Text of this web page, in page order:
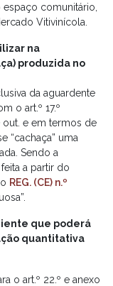
comunitário,
Vitivinícola.
na
produzida no
da aguardente
o art.º 17.º
out. e em termos de
“cachaça” uma
Sendo a
a partir do
REG. (CE) n.º
que poderá
quantitativa
o art.º 22.º e anexo